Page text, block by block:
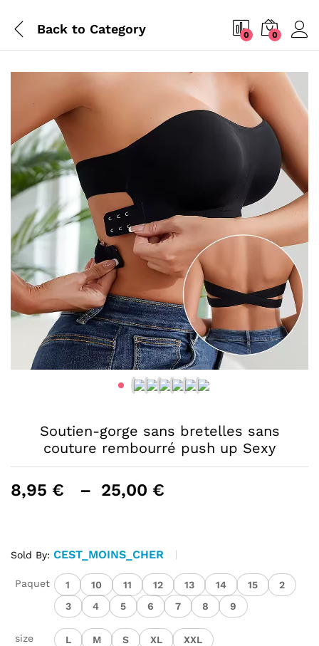
Back to Category 0 0
Soutien-gorge sans bretelles sans
couture rembourré push up Sexy
8,95 € – 25,00 €
à
25,00 €
Sold By: CEST_MOINS_CHER
Paquet 1 10 11 12 13 14 15
2
3
4 5 6 7 8 9
size L M S XL XXL